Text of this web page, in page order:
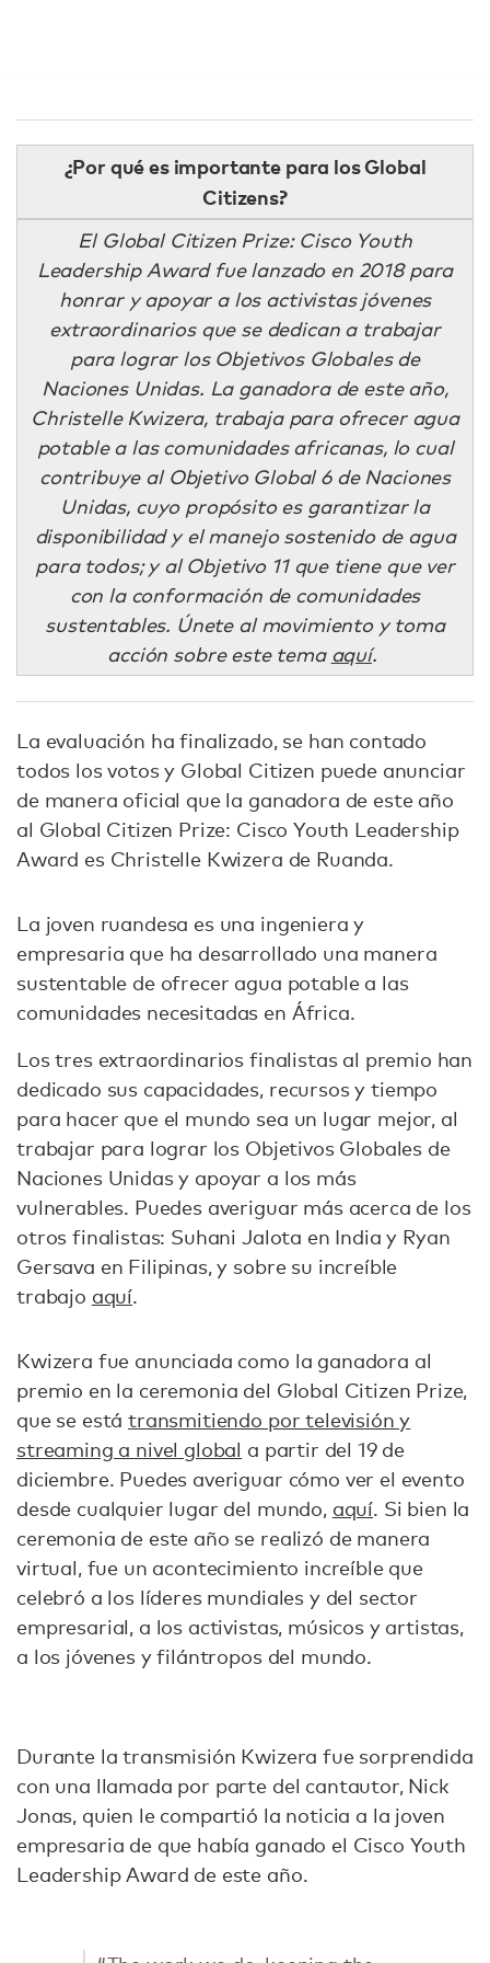
¿Por qué es importante para los Global
Citizens?
El Global Citizen Prize: Cisco Youth
Leadership Award fue lanzado en 2018 para
honrar y apoyar a los activistas jóvenes
extraordinarios que se dedican a trabajar
para lograr los Objetivos Globales de
Naciones Unidas. La ganadora de este año,
Christelle Kwizera, trabaja para ofrecer agua
potable a las comunidades africanas, lo cual
contribuye al Objetivo Global 6 de Naciones
Unidas, cuyo propósito es garantizar la
disponibilidad y el manejo sostenido de agua
para todos; y al Objetivo 11 que tiene que ver
con la conformación de comunidades
sustentables. Únete al movimiento y toma
acción sobre este tema aquí.
La evaluación ha finalizado, se han contado
todos los votos y Global Citizen puede anunciar
de manera oficial que la ganadora de este año
al Global Citizen Prize: Cisco Youth Leadership
Award es Christelle Kwizera de Ruanda.
La joven ruandesa es una ingeniera y
empresaria que ha desarrollado una manera
sustentable de ofrecer agua potable a las
comunidades necesitadas en África.
Los tres extraordinarios finalistas al premio han
dedicado sus capacidades, recursos y tiempo
para hacer que el mundo sea un lugar mejor, al
trabajar para lograr los Objetivos Globales de
Naciones Unidas y apoyar a los más
vulnerables. Puedes averiguar más acerca de los
otros finalistas: Suhani Jalota en India y Ryan
Gersava en Filipinas, y sobre su increíble
trabajo aquí.
Kwizera fue anunciada como la ganadora al
premio en la ceremonia del Global Citizen Prize,
que se estátransmitiendo por televisión y
streaming a nivel global a partir del 19 de
diciembre. Puedes averiguar cómo ver el evento
desde cualquier lugar del mundo, aquí. Si bien la
ceremonia de este año se realizó de manera
virtual, fue un acontecimiento increíble que
celebró a los líderes mundiales y del sector
empresarial, a los activistas, músicos y artistas,
a los jóvenes y filántropos del mundo.
Durante la transmisión Kwizera fue sorprendida
con una llamada por parte del cantautor, Nick
Jonas, quien le compartió la noticia a la joven
empresaria de que había ganado el Cisco Youth
Leadership Award de este año.